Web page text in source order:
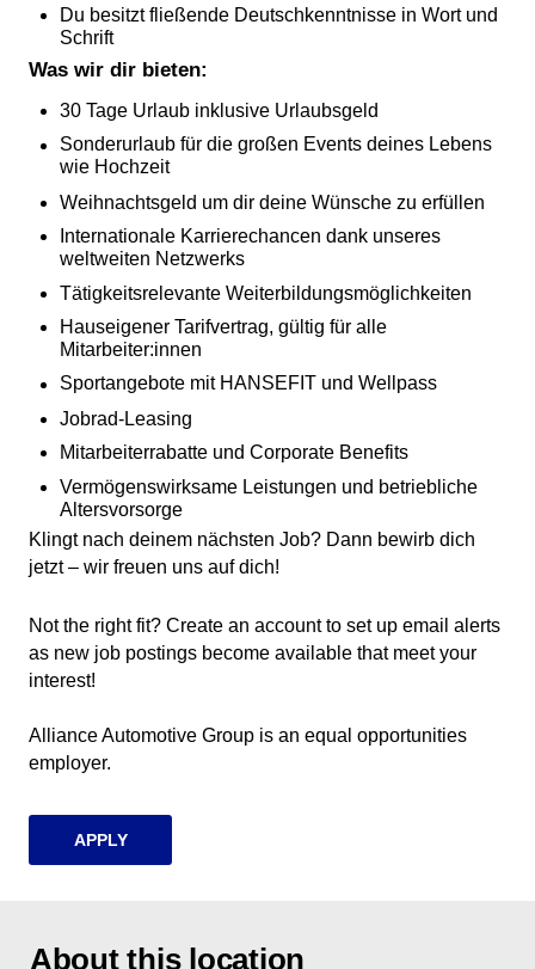
Du besitzt fließende Deutschkenntnisse in Wort und
Schrift
Was wir dir bieten:
30 Tage Urlaub inklusive Urlaubsgeld
Sonderurlaub für die großen Events deines Lebens
wie Hochzeit
Weihnachtsgeld um dir deine Wünsche zu erfüllen
Internationale Karrierechancen dank unseres
weltweiten Netzwerks
Tätigkeitsrelevante Weiterbildungsmöglichkeiten
Hauseigener Tarifvertrag, gültig für alle
Mitarbeiter:innen
Sportangebote mit HANSEFIT und Wellpass
Jobrad-Leasing
Mitarbeiterrabatte und Corporate Benefits
Vermögenswirksame Leistungen und betriebliche
Altersvorsorge
Klingt nach deinem nächsten Job? Dann bewirb dich
jetzt – wir freuen uns auf dich!
Not the right fit? Create an account to set up email alerts
as new job postings become available that meet your
interest!
Alliance Automotive Group is an equal opportunities
employer.
APPLY
About this location